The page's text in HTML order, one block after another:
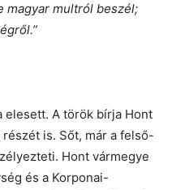
magyar multról beszél;
elesett. A török bírja Hont
is. Sőt, már a felső-
Hont vármegye
és a Korponai-